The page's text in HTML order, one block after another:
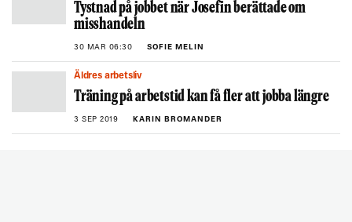
Tystnad på jobbet när Josefin berättade om
misshandeln
30 MAR 06:30 SOFIE MELIN
Äldres arbetsliv
Träning på arbetstid kan få fler att jobba längre
3 SEP 2019 KARIN BROMANDER